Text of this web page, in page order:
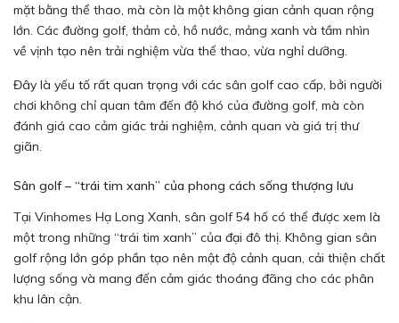
mặt bằng thể thao, mà còn là một không gian cảnh quan rộng
lớn. Các đường golf, thảm cỏ, hồ nước, mảng xanh và tầm nhìn
về vịnh tạo nên trải nghiệm vừa thể thao, vừa nghỉ dưỡng.
Đây là yếu tố rất quan trọng với các sân golf cao cấp, bởi người
chơi không chỉ quan tâm đến độ khó của đường golf, mà còn
đánh giá cao cảm giác trải nghiệm, cảnh quan và giá trị thư
giãn.
Sân golf – “trái tim xanh” của phong cách sống thượng lưu
Tại Vinhomes Hạ Long Xanh, sân golf 54 hố có thể được xem là
một trong những “trái tim xanh” của đại đô thị. Không gian sân
golf rộng lớn góp phần tạo nên mật độ cảnh quan, cải thiện chất
lượng sống và mang đến cảm giác thoáng đãng cho các phân
khu lân cận.